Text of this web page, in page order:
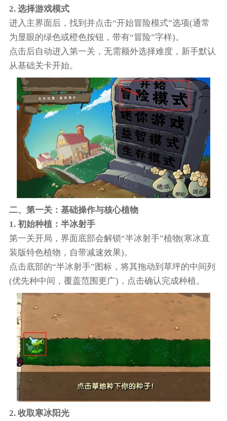
2. 选择游戏模式
进入主界面后，找到并点击“开始冒险模式”选项(通常
为显眼的绿色或橙色按钮，带有“冒险”字样)。
点击后自动进入第一关，无需额外选择难度，新手默认
从基础关卡开始。
二、第一关：基础操作与核心植物
1. 初始种植：半冰射手
第一关开局，界面底部会解锁“半冰射手”植物(寒冰直
装版特色植物，自带减速效果)。
点击底部的“半冰射手”图标，将其拖动到草坪的中间列
(优先种中间，覆盖范围更广)，点击确认完成种植。
2. 收取寒冰阳光